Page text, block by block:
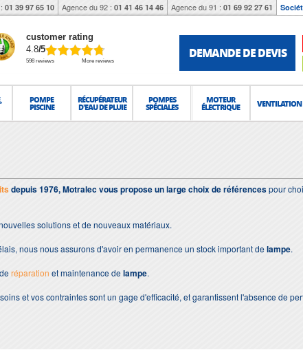
01 39 97 65 10 Agence du 92 : 01 41 46 14 46 Agence du 91 : 01 69 92 27 61
customer rating
4.8/5
598 reviews More reviews
DEMANDE DE DEVIS
POMPE
PISCINE
RÉCUPÉRATEUR
D'EAU DE PLUIE
POMPES
SPÉCIALES
MOTEUR
ÉLECTRIQUE VENTILATION
depuis 1976, Motralec vous propose un large choix de référencespour
solutions et de nouveaux matériaux.
nous nous assurons d'avoir en permanence un stock important delampe.
réparation et maintenance delampe.
et vos contraintes sont un gage d'efficacité, et garantissent l'absence de